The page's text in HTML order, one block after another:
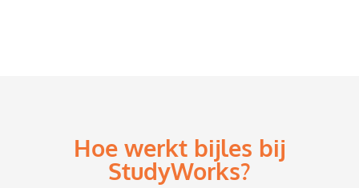
Hoe werkt bijles bij
StudyWorks?